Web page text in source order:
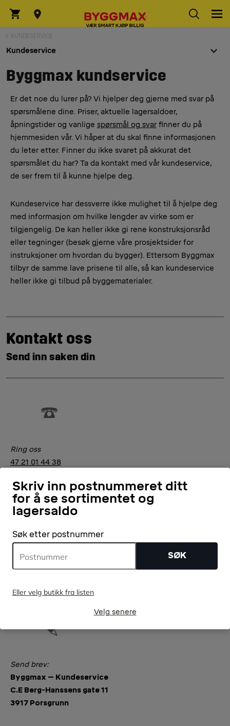
Skriv inn postnummeret ditt
for å se sortimentet og
lagersaldo
Søk etter postnummer
SØK
Eller velg butikk fra listen
Velg senere
KUNDESERVICE
Kundeservice
Byggmax kundservice
Er det noe du lurer på? Vi hjelper deg gjerne med svar på
spørsmålene dine. Priser, aktuelle lagersaldoer,
åpningstider og vanlige spørsmål og svarfinner du på
hjemmesiden vår. Vi håper at du skal finne informasjonen
du leter etter. Finner du ikke svaret på akkurat det
spørsmålet du har? Ta da kontakt med vår kundeservice,
de ser frem til å kunne hjelpe deg.
Kundeservice har dessverre ikke mulighet til å hjelpe deg
med informasjon om hvilke lengder av virke som er
tilgjengelig. De kan heller ikke gi rene konstruksjonsråd
eller tegninger (besøk gjerne våre prosjektsider for
instruksjoner om hvordan du bygger). Ettersom Byggmax
tilbyr de samme lave prisene til alle, så kan kundeservice
heller ikke gi tilbud på byggematerialer.
Kontakt oss
Send inn saken din
Ring oss
47 21 01 44 38
Send e-post
support@byggmax.no
Send brev:
Byggmax – Kundeservice
C.E Berg-Hanssens gate 11
3917 Porsgrunn